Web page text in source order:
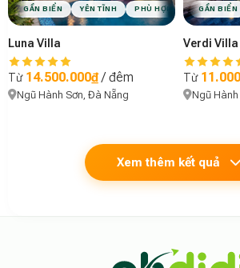
GẦN BIỂN YÊN TĨNH PHÙ HỢP GIA ĐÌNH
Luna Villa
Từ 14.500.000₫/ đêm
Ngũ Hành Sơn, Đà Nẵng
GẦN BIỂN
Verdi Villa
Từ
Ngũ
Xem thêm kết quả
"Tại Ohdidi, chúng tôi không chỉ cung cấp